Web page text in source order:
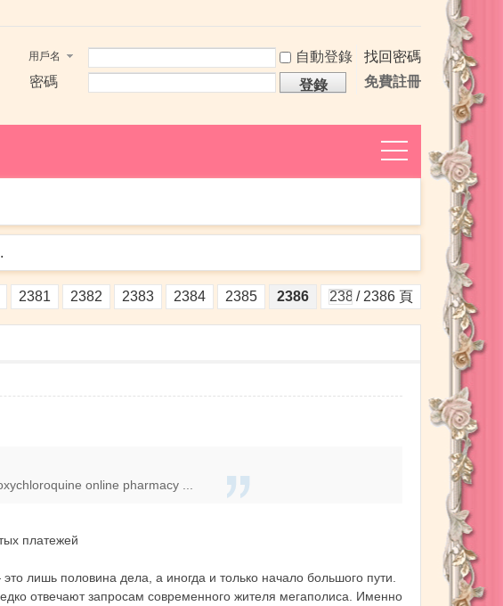
用戶名 自動登錄
找回密碼
密碼
登錄 免費註冊
2381 2382 2383 2384 2385 2386 / 2386 頁
online pharmacy ...
платежей
лишь половина дела, а иногда и только начало большого пути.
отвечают запросам современного жителя мегаполиса. Именно